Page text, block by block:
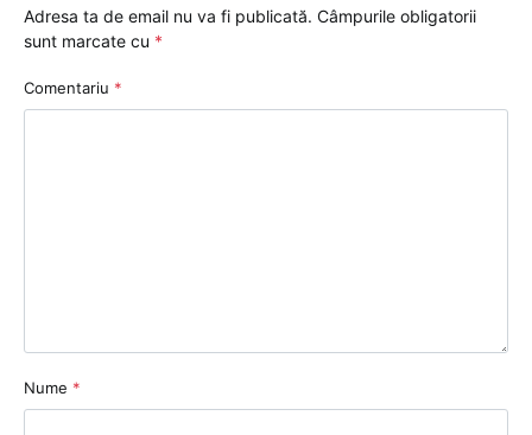
Adresa ta de email nu va fi publicată. Câmpurile obligatorii
sunt marcate cu *
Comentariu *
Nume *